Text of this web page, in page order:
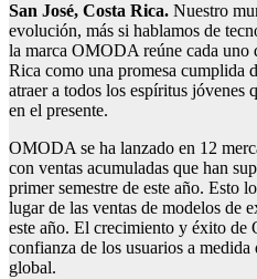
San José, Costa Rica. Nuestro
evolución, más si hablamos de
la marca OMODA reúne cada uno
Rica como una promesa cumplida
atraer a todos los espíritus jóvenes
en el presente.
OMODA se ha lanzado en 12
con ventas acumuladas que han
primer semestre de este año. Esto
lugar de las ventas de modelos de
este año. El crecimiento y éxito
confianza de los usuarios a medida
global.